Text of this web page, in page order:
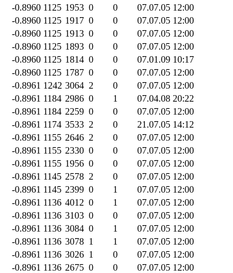
-0.8960 1125 1953 0 0
07.07.05 12:00
-0.8960 1125 1917 0 0
07.07.05 12:00
-0.8960 1125 1913 0 0
07.07.05 12:00
-0.8960 1125 1893 0 0
07.07.05 12:00
-0.8960 1125 1814 0 0
07.01.09 10:17
-0.8960 1125 1787 0 0
07.07.05 12:00
-0.8961 1242 3064 2 0
07.07.05 12:00
-0.8961 1184 2986 0 1
07.04.08 20:22
-0.8961 1184 2259 0 0
07.07.05 12:00
-0.8961 1174 3533 2 0
21.07.05 14:12
-0.8961 1155 2646 2 0
07.07.05 12:00
-0.8961 1155 2330 0 0
07.07.05 12:00
-0.8961 1155 1956 0 0
07.07.05 12:00
-0.8961 1145 2578 2 0
07.07.05 12:00
-0.8961 1145 2399 0 1
07.07.05 12:00
-0.8961 1136 4012 0 1
07.07.05 12:00
-0.8961 1136 3103 0 0
07.07.05 12:00
-0.8961 1136 3084 0 1
07.07.05 12:00
-0.8961 1136 3078 1 1
07.07.05 12:00
-0.8961 1136 3026 1 0
07.07.05 12:00
-0.8961 1136 2675 0 0
07.07.05 12:00